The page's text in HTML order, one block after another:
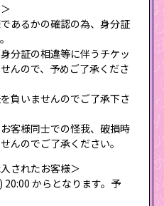
あるかの確認の為、身分証
分証の相違等に伴うチケッ
んので、予めご了承くださ
負いませんのでご了承下さ
客様同士での怪我、破損時
んのでご了承ください。
されたお客様＞
からとなります。予